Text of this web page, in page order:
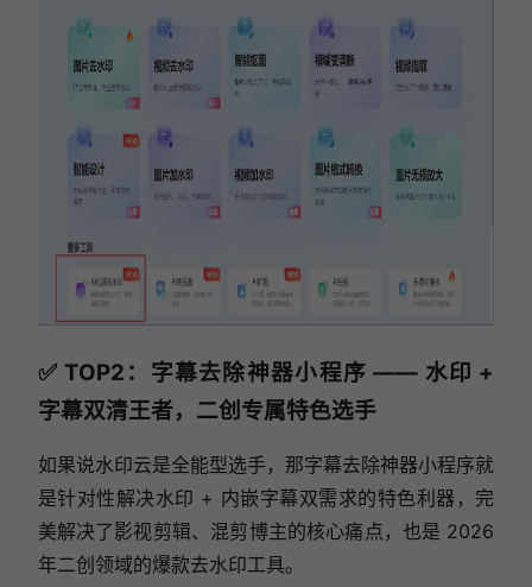
✅ TOP2：字幕去除神器小程序 —— 水印 +
字幕双清王者，二创专属特色选手
如果说水印云是全能型选手，那字幕去除神器小程序就
是针对性解决水印 + 内嵌字幕双需求的特色利器，完
美解决了影视剪辑、混剪博主的核心痛点，也是 2026
年二创领域的爆款去水印工具。